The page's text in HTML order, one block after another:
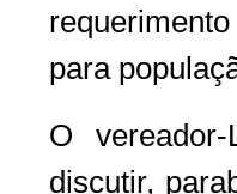
para
O
discutir,